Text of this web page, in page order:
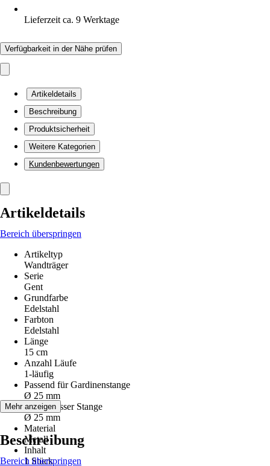
Lieferzeit ca. 9 Werktage
Verfügbarkeit in der Nähe prüfen
Artikeldetails
Beschreibung
Produktsicherheit
Weitere Kategorien
Kundenbewertungen
Artikeldetails
Bereich überspringen
Artikeltyp
Wandträger
Serie
Gent
Grundfarbe
Edelstahl
Farbton
Edelstahl
Länge
15 cm
Anzahl Läufe
1-läufig
Passend für Gardinenstange
Ø 25 mm
Durchmesser Stange
Ø 25 mm
Material
Metall
Inhalt
1 Stück
Mehr anzeigen
Beschreibung
Bereich überspringen